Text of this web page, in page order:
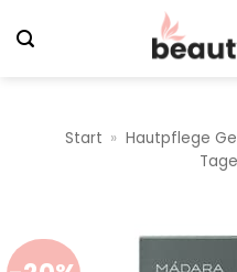
Inhalt
Start » Hautpflege